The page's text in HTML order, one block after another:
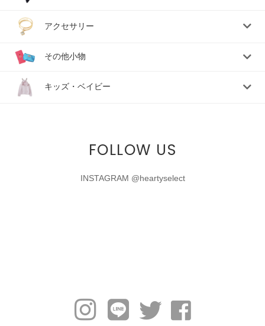
アクセサリー
その他小物
キッズ・ベイビー
FOLLOW US
INSTAGRAM @heartyselect